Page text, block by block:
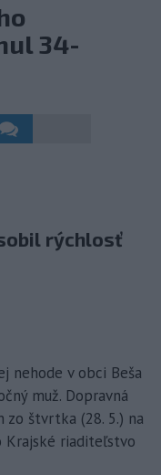
34-
rýchlosť
nehode v obci Beša
muž. Dopravná
zo štvrtka (28. 5.) na
Krajské riaditeľstvo